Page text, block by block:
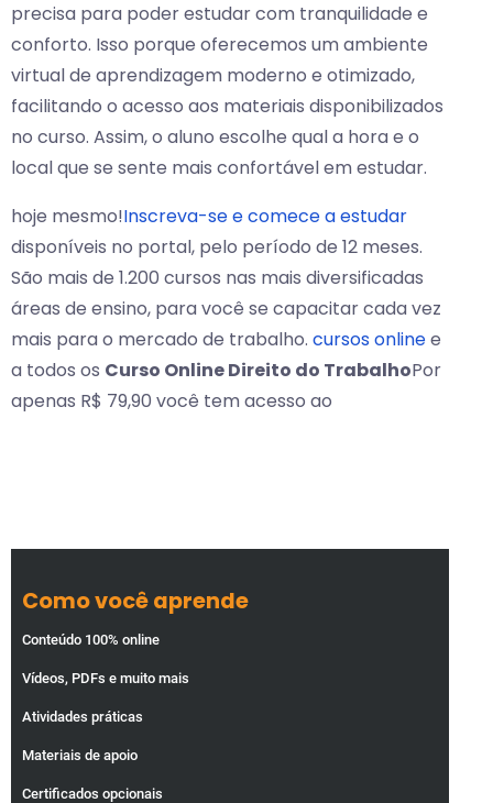
precisa para poder estudar com tranquilidade e
conforto. Isso porque oferecemos um ambiente
virtual de aprendizagem moderno e otimizado,
facilitando o acesso aos materiais disponibilizados
no curso. Assim, o aluno escolhe qual a hora e o
local que se sente mais confortável em estudar.
hoje mesmo!Inscreva-se e comece a estudar
disponíveis no portal, pelo período de 12 meses.
São mais de 1.200 cursos nas mais diversificadas
áreas de ensino, para você se capacitar cada vez
mais para o mercado de trabalho. cursos onlinee
a todos os Curso Online Direito do TrabalhoPor
apenas R$ 79,90 você tem acesso ao
Como você aprende
Conteúdo 100% online
Vídeos, PDFs e muito mais
Atividades práticas
Materiais de apoio
Certificados opcionais